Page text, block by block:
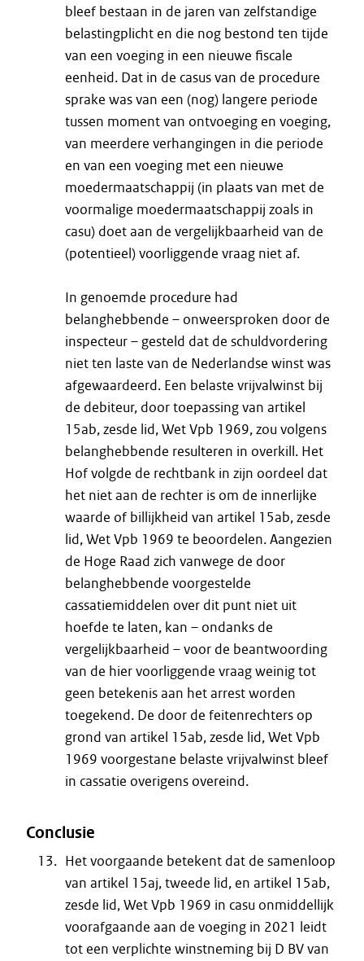
bleef bestaan in de jaren van zelfstandige
belastingplicht en die nog bestond ten tijde
van een voeging in een nieuwe fiscale
eenheid. Dat in de casus van de procedure
sprake was van een (nog) langere periode
tussen moment van ontvoeging en voeging,
van meerdere verhangingen in die periode
en van een voeging met een nieuwe
moedermaatschappij (in plaats van met de
voormalige moedermaatschappij zoals in
casu) doet aan de vergelijkbaarheid van de
(potentieel) voorliggende vraag niet af.
In genoemde procedure had
belanghebbende – onweersproken door de
inspecteur – gesteld dat de schuldvordering
niet ten laste van de Nederlandse winst was
afgewaardeerd. Een belaste vrijvalwinst bij
de debiteur, door toepassing van artikel
15ab, zesde lid, Wet Vpb 1969, zou volgens
belanghebbende resulteren in overkill. Het
Hof volgde de rechtbank in zijn oordeel dat
het niet aan de rechter is om de innerlijke
waarde of billijkheid van artikel 15ab, zesde
lid, Wet Vpb 1969 te beoordelen. Aangezien
de Hoge Raad zich vanwege de door
belanghebbende voorgestelde
cassatiemiddelen over dit punt niet uit
hoefde te laten, kan – ondanks de
vergelijkbaarheid – voor de beantwoording
van de hier voorliggende vraag weinig tot
geen betekenis aan het arrest worden
toegekend. De door de feitenrechters op
grond van artikel 15ab, zesde lid, Wet Vpb
1969 voorgestane belaste vrijvalwinst bleef
in cassatie overigens overeind.
Conclusie
Het voorgaande betekent dat de samenloop
van artikel 15aj, tweede lid, en artikel 15ab,
zesde lid, Wet Vpb 1969 in casu onmiddellijk
voorafgaande aan de voeging in 2021 leidt
tot een verplichte winstneming bij D BV van